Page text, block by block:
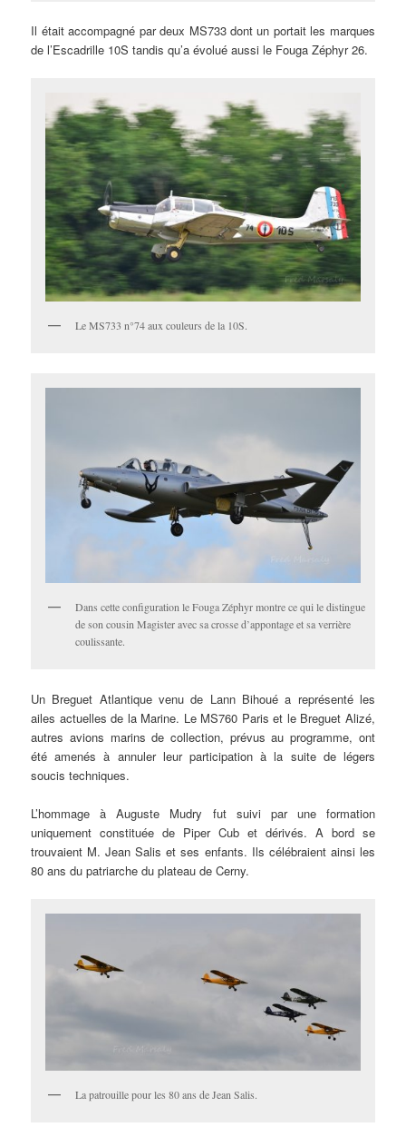
Il était accompagné par deux MS733 dont un portait les marques
de l’Escadrille 10S tandis qu’a évolué aussi le Fouga Zéphyr 26.
Le MS733 n°74 aux couleurs de la 10S.
Dans cette configuration le Fouga Zéphyr montre ce qui le distingue
de son cousin Magister avec sa crosse d’appontage et sa verrière
coulissante.
Un Breguet Atlantique venu de Lann Bihoué a représenté les
ailes actuelles de la Marine. Le MS760 Paris et le Breguet Alizé,
autres avions marins de collection, prévus au programme, ont
été amenés à annuler leur participation à la suite de légers
soucis techniques.
L’hommage à Auguste Mudry fut suivi par une formation
uniquement constituée de Piper Cub et dérivés. A bord se
trouvaient M. Jean Salis et ses enfants. Ils célébraient ainsi les
80 ans du patriarche du plateau de Cerny.
La patrouille pour les 80 ans de Jean Salis.